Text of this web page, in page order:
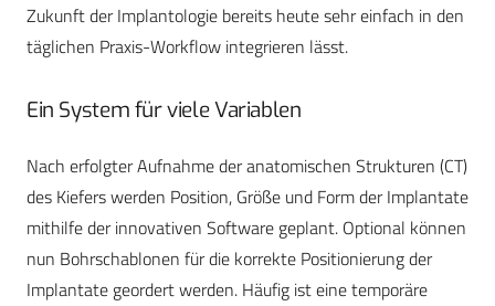
Zukunft der Implantologie bereits heute sehr einfach in den
täglichen Praxis-Workflow integrieren lässt.
Ein System für viele Variablen
Nach erfolgter Aufnahme der anatomischen Strukturen (CT)
des Kiefers werden Position, Größe und Form der Implantate
mithilfe der innovativen Software geplant. Optional können
nun Bohrschablonen für die korrekte Positionierung der
Implantate geordert werden. Häufig ist eine temporäre